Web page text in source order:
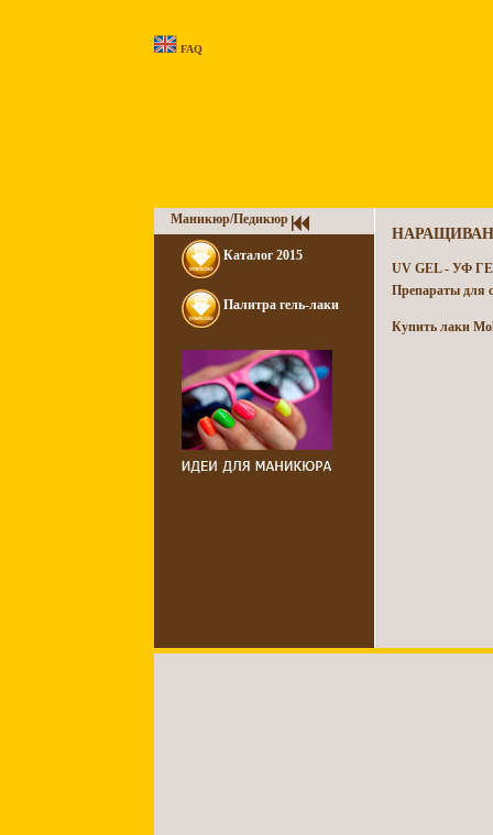
FAQ
Маникюр/Педикюр
Каталог 2015
Палитра гель-лаки
UV GEL - УФ
Препараты для
Купить лаки